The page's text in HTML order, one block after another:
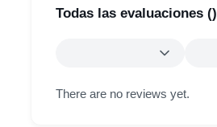
Todas las evaluaciones ()
There are no reviews yet.